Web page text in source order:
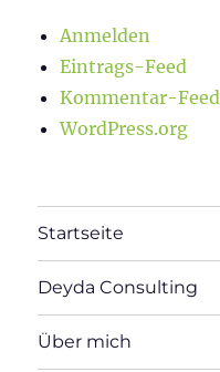
Anmelden
Eintrags-Feed
Kommentar-Feed
WordPress.org
Startseite
Deyda Consulting
Über mich